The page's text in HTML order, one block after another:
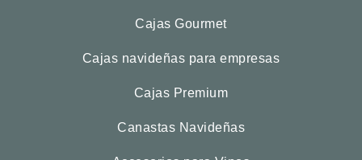
Cajas Gourmet
Cajas navideñas para empresas
Cajas Premium
Canastas Navideñas